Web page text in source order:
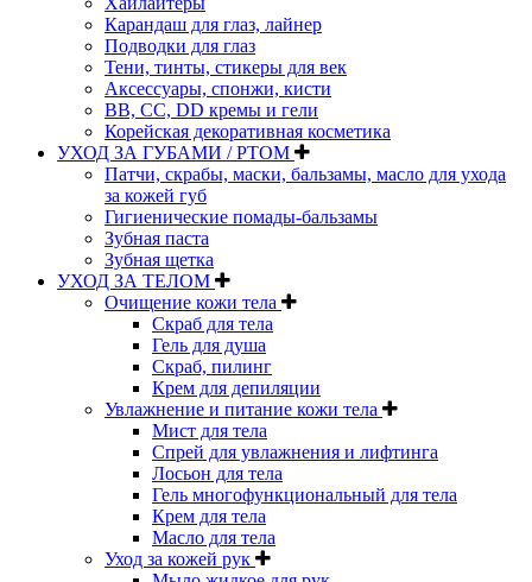
Карандаш для глаз, лайнер
Подводки для глаз
Тени, тинты, стикеры для век
Аксессуары, спонжи, кисти
BB, CC, DD кремы и гели
Корейская декоративная косметика
УХОД ЗА ГУБАМИ / РТОМ
Патчи, скрабы, маски, бальзамы, масло для ухода
за кожей губ
Гигиенические помады-бальзамы
Зубная паста
Зубная щетка
УХОД ЗА ТЕЛОМ
Очищение кожи тела
Скраб для тела
Гель для душа
Скраб, пилинг
Крем для депиляции
Увлажнение и питание кожи тела
Мист для тела
Спрей для увлажнения и лифтинга
Лосьон для тела
Гель многофункциональный для тела
Крем для тела
Масло для тела
Уход за кожей рук